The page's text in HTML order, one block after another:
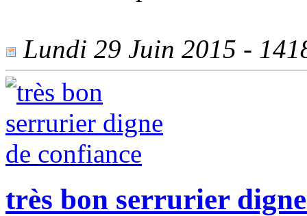
Lundi 29 Juin 2015 -
très bon serrurier